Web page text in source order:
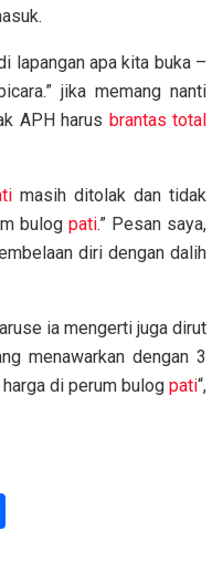
lapangan apa kita buka –
jika memang nanti
APH harus brantas total
masih ditolak dan tidak
bulog pati.” Pesan saya,
diri dengan dalih
ia mengerti juga dirut
menawarkan dengan 3
di perum bulog pati“,